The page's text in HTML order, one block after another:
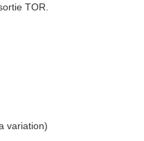
TOR.
variation)